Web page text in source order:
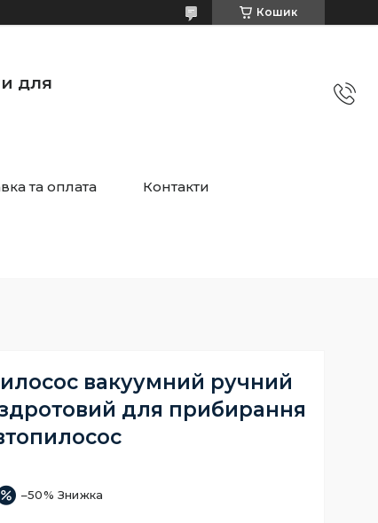
Кошик
для
та оплата Контакти
вакуумний ручний
для прибирання
–50%